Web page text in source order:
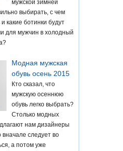
мужской зимней
выбирать, с чем
какие ботинки будут
для мужчин в холодный
Модная мужская
обувь осень 2015
Кто сказал, что
мужскую осеннюю
обувь легко выбрать?
Столько модных
нам дизайнеры
вначале следует во
а потом уже